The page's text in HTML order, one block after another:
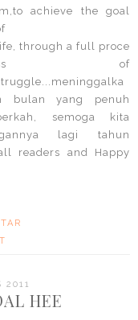
achieve the goal
life, through a full proce
of
bulan yang penuh
semoga kita
lagi tahun
readers and Happy
2011
HEE